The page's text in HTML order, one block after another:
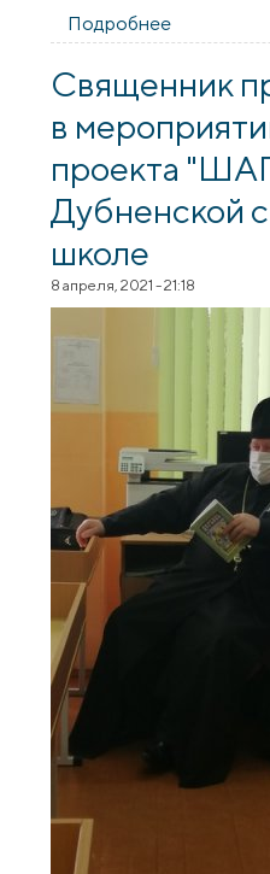
Подробнее
Господня
Священник
в
проекта
Дубненской
школе
8 апреля, 2021 - 21:18